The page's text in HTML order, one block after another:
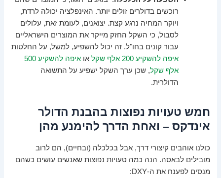
רוכשים בדולרים זולים יותר. האינפלציה יכולה לרדת,
ויוקר המחיה נרגע קצת. יצואנים, לעומת זאת, עלולים
לסבול, כי השקל החזק מייקר את המוצרים הישראליים
עבור קונים בחו"ל. זה יכול להשפיע, למשל, על החלטות
איפה להשקיע 200 אלף שקל
או
איפה להשקיע 500
אלף שקל, שכן ערך השקל ישפיע על התשואה
הדולרית.
חמש טעויות נפוצות בהבנת הדולר
אינדקס – ואחת הדרך להימנע מהן
כולנו אוהבים קיצורי דרך, אבל בכלכלה (ובחיים), הם לרוב
מובילים לבאסה. הנה כמה טעויות נפוצות שאנשים עושים כשהם
מנסים לפענח את ה-DXY: